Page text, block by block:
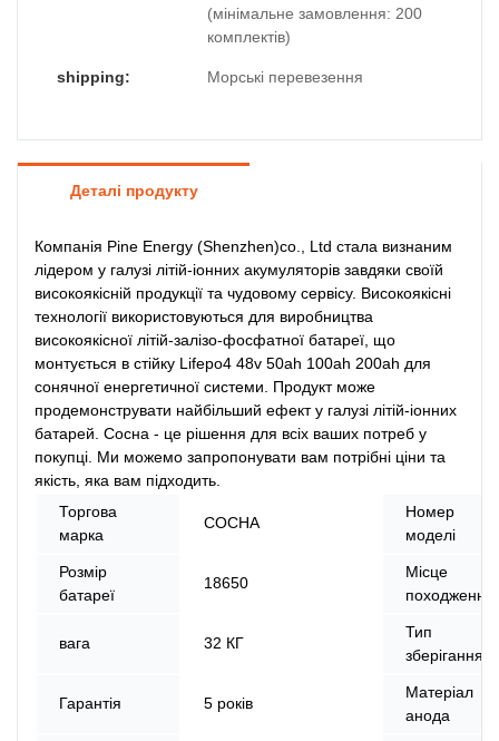
(мінімальне замовлення: 200
комплектів)
shipping: Морські перевезення
Деталі продукту
Компанія Pine Energy (Shenzhen)co., Ltd стала визнаним
лідером у галузі літій-іонних акумуляторів завдяки своїй
високоякісній продукції та чудовому сервісу. Високоякісні
технології використовуються для виробництва
високоякісної літій-залізо-фосфатної батареї, що
монтується в стійку Lifepo4 48v 50ah 100ah 200ah для
сонячної енергетичної системи. Продукт може
продемонструвати найбільший ефект у галузі літій-іонних
батарей. Сосна - це рішення для всіх ваших потреб у
покупці. Ми можемо запропонувати вам потрібні ціни та
якість, яка вам підходить.
Торгова
марка
СОСНА
Номер
моделі
Розмір
батареї
18650
Місце
походження
вага 32 КГ
Тип
зберігання
Гарантія 5 років
Матеріал
анода